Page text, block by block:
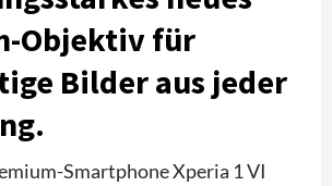
Objektiv für
Bilder aus jeder
Smartphone Xperia 1 VI